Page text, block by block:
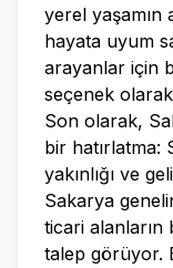
yerel yaşamın
hayata uyum
arayanlar için
seçenek olarak
Son olarak,
bir hatırlatma:
yakınlığı ve
Sakarya
ticari
talep görüyor.